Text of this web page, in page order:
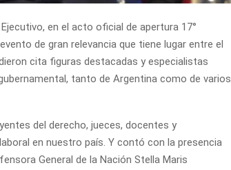
en el acto oficial de apertura 17°
de gran relevancia que tiene lugar entre el
cita figuras destacadas y especialistas
tanto de Argentina como de varios
del derecho, jueces, docentes y
en nuestro país. Y contó con la presencia
General de la Nación Stella Maris